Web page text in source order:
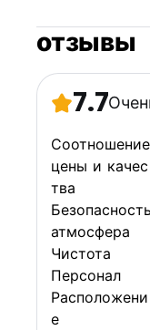
отзывы
7.7
Соотношение
цены и качес
тва
Безопасность
атмосфера
Чистота
Персонал
Расположени
е